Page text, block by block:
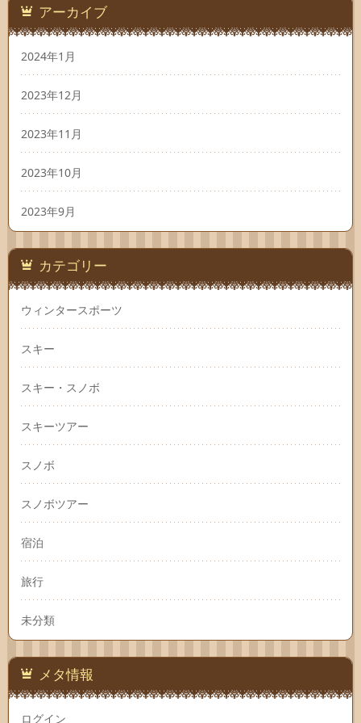
アーカイブ
2024年1月
2023年12月
2023年11月
2023年10月
2023年9月
カテゴリー
ウィンタースポーツ
スキー
スキー・スノボ
スキーツアー
スノボ
スノボツアー
宿泊
旅行
未分類
メタ情報
ログイン